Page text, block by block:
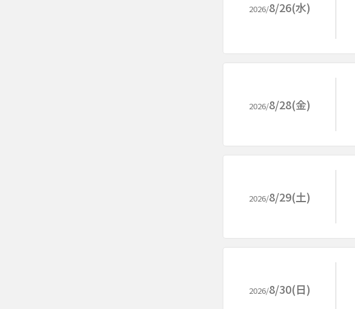
2026/8/26(水)
2026/8/28(金)
2026/8/29(土)
2026/8/30(日)